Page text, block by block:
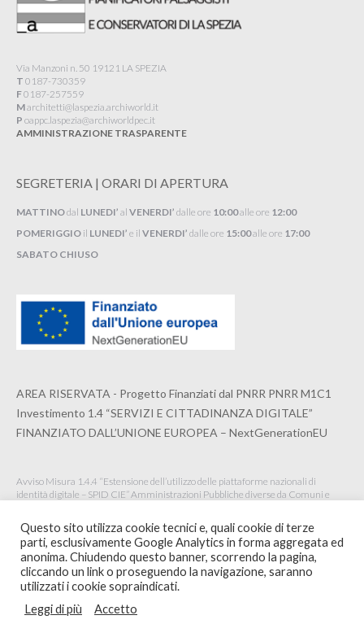
Via Manzoni n. 50 19121 LA SPEZIA
T 0187-730359
F0187-257559
Marchitetti@laspezia.archiworld.it
P oappc.laspezia@archiworldpec.it​
AMMINISTRAZIONE TRASPARENTE
SEGRETERIA | ORARI DI APERTURA
MATTINOdal LUNEDI’ al VENERDI’ dalle ore 10:00alle ore 12:00
POMERIGGIO il LUNEDI’ e il VENERDI’ dalle ore 15:00alle ore 17:00
SABATO CHIUSO
AREA RISERVATA - Progetto Finanziati dal PNRR PNRR M1C1
Investimento 1.4 “SERVIZI E CITTADINANZA DIGITALE”
FINANZIATO DALL’UNIONE EUROPEA – NextGenerationEU
Avviso Misura 1.4.4 “Estensione dell’utilizzo delle piattaforme nazionali di
identità digitale – SPID CIE” Amministrazioni Pubbliche diverse da Comuni e
© 2020 ORDINE ARCHITETTI PPC DELLA SPEZIA -WEBSITE BY
Questo sito utilizza cookie tecnici e, quali cookie di terze
parti, esclusivamente Google Analytics in forma aggregata ed
anonima. Chiudendo questo banner, scorrendo la pagina,
cliccando un link o proseguendo la navigazione, saranno
utilizzati i cookie sopraindicati.
Leggi di più
Accetto